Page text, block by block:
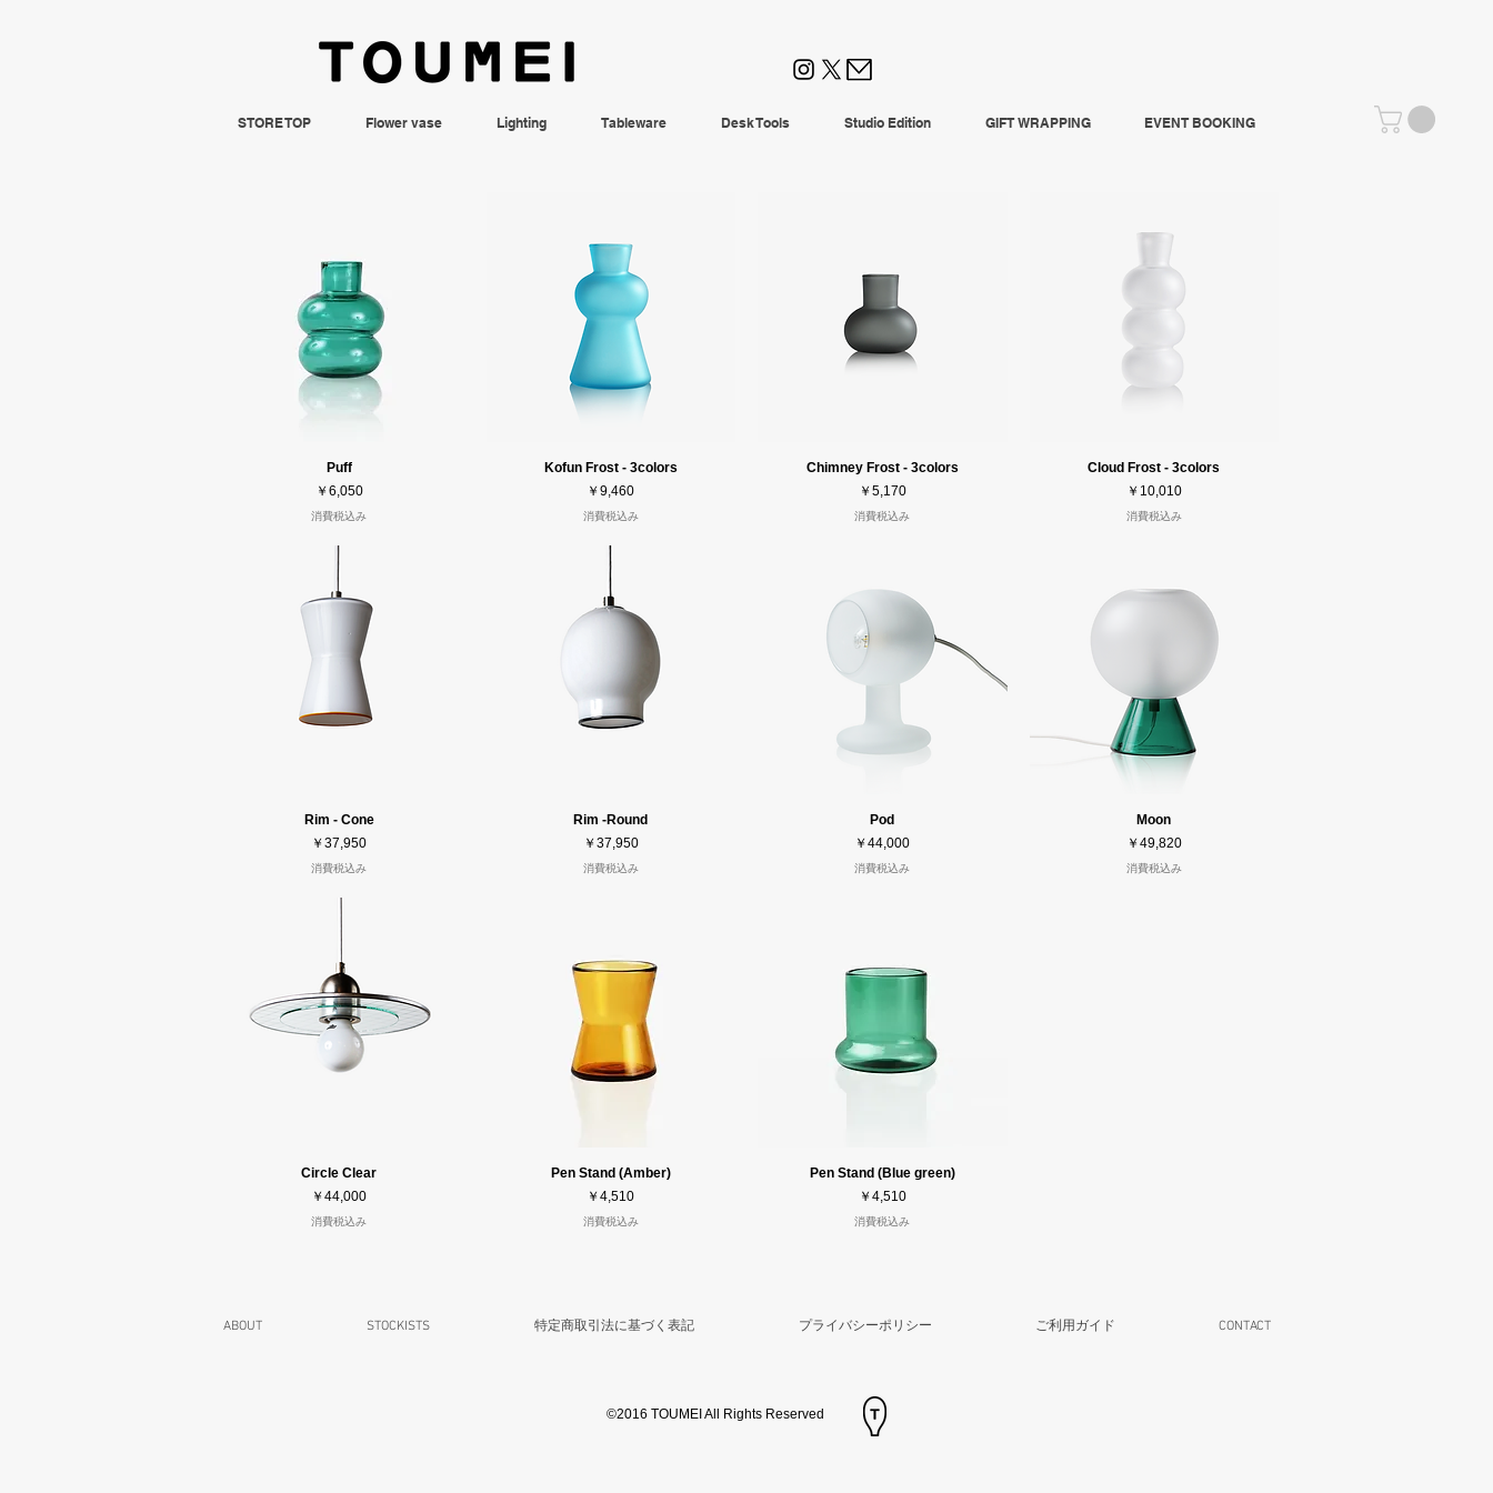
STORE TOP Flower vase Lighting Tableware Desk Tools Studio Edition GIFT WRAPPING EVENT BOOKING
Puff
価格
￥6,050
消費税込み
Kofun Frost - 3colors
価格
￥9,460
消費税込み
Chimney Frost - 3colors
価格
￥5,170
消費税込み
Cloud Frost - 3colors
価格
￥10,010
消費税込み
Rim - Cone
価格
￥37,950
消費税込み
Rim -Round
価格
￥37,950
消費税込み
Pod
価格
￥44,000
消費税込み
Moon
価格
￥49,820
消費税込み
Circle Clear
価格
￥44,000
消費税込み
Pen Stand (Amber)
価格
￥4,510
消費税込み
Pen Stand (Blue green)
価格
￥4,510
消費税込み
ABOUT STOCKISTS 特定商取引法に基づく表記 プライバシーポリシー ご利用ガイド CONTACT
©2016 TOUMEI All Rights Reserved